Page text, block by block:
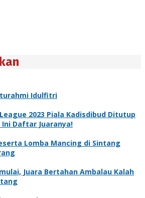
Idulfitri
2023 Piala Kadisdibud Ditutup
Daftar Juaranya!
Lomba Mancing di Sintang
Juara Bertahan Ambalau Kalah